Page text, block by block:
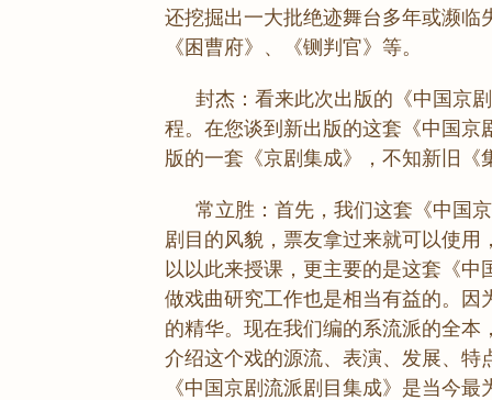
还挖掘出一大批绝迹舞台多年或濒
《困曹府》、《铡判官》等。
封杰：看来此次出版的《中国京
程。在您谈到新出版的这套《中国
版的一套《京剧集成》，不知新旧
常立胜：首先，我们这套《中国
剧目的风貌，票友拿过来就可以使
以以此来授课，更主要的是这套《
做戏曲研究工作也是相当有益的。
的精华。现在我们编的系流派的全
介绍这个戏的源流、表演、发展、
《中国京剧流派剧目集成》是当今最